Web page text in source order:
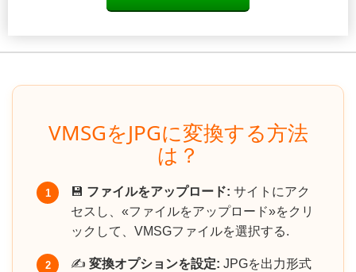
VMSGをJPGに変換する方法
は？
1 💾 ファイルをアップロード: サイトにアク
セスし、«ファイルをアップロード»をクリ
ックして、VMSGファイルを選択する.
2 ✍️ 変換オプションを設定: JPGを出力形式